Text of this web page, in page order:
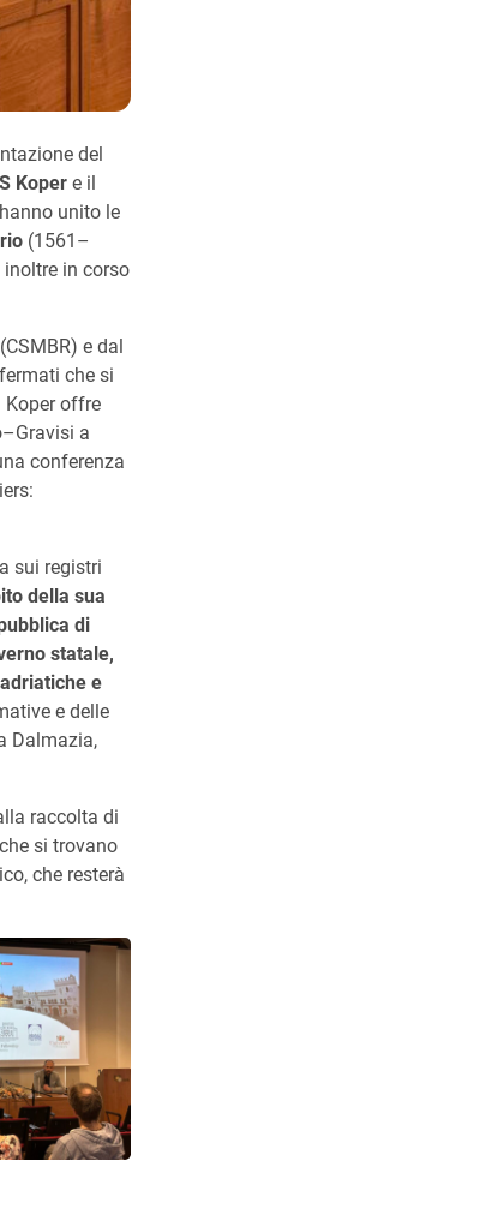
del
Koper e il
unito le
(1561–
in corso
(CSMBR) e dal
che si
Koper offre
a
conferenza
sui registri
della sua
di
statale,
e
e delle
Dalmazia,
raccolta di
si trovano
che resterà